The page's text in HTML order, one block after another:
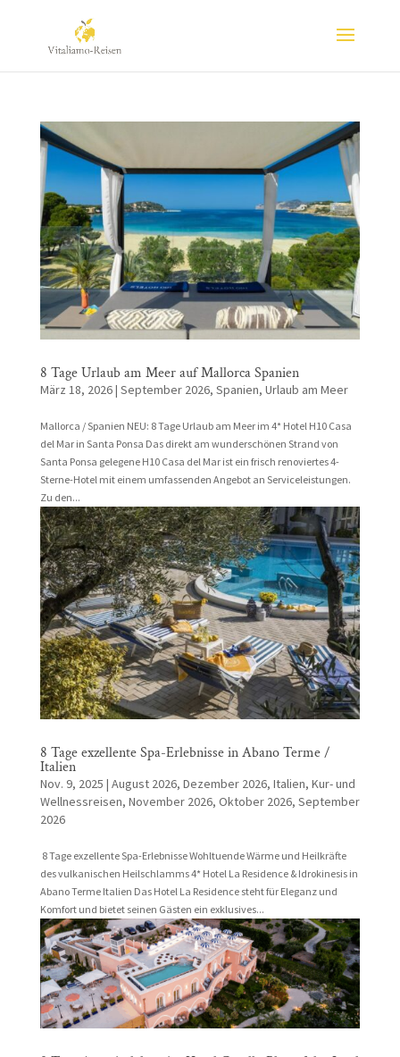
8 Tage Urlaub am Meer auf Mallorca Spanien
März 18, 2026| September 2026, Spanien, Urlaub am Meer
Mallorca / Spanien NEU: 8 Tage Urlaub am Meer im 4* Hotel H10 Casa
del Mar in Santa Ponsa Das direkt am wunderschönen Strand von
Santa Ponsa gelegene H10 Casa del Mar ist ein frisch renoviertes 4-
Sterne-Hotel mit einem umfassenden Angebot an Serviceleistungen.
Zu den...
8 Tage exzellente Spa-Erlebnisse in Abano Terme /
Italien
Nov. 9, 2025 | August 2026, Dezember 2026, Italien, Kur- und
Wellnessreisen, November 2026, Oktober 2026, September
2026
8 Tage exzellente Spa-Erlebnisse Wohltuende Wärme und Heilkräfte
des vulkanischen Heilschlamms 4* Hotel La Residence & Idrokinesis in
Abano Terme Italien Das Hotel La Residence steht für Eleganz und
Komfort und bietet seinen Gästen ein exklusives...